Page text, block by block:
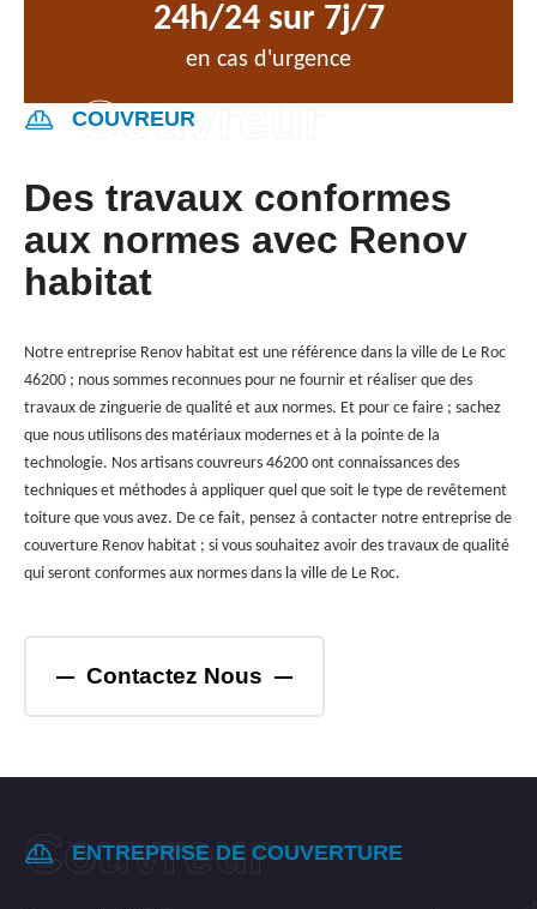
24h/24 sur 7j/7
en cas d'urgence
COUVREUR
Des travaux conformes
aux normes avec Renov
habitat
Notre entreprise Renov habitat est une référence dans la ville de Le Roc
46200 ; nous sommes reconnues pour ne fournir et réaliser que des
travaux de zinguerie de qualité et aux normes. Et pour ce faire ; sachez
que nous utilisons des matériaux modernes et à la pointe de la
technologie. Nos artisans couvreurs 46200 ont connaissances des
techniques et méthodes à appliquer quel que soit le type de revêtement
toiture que vous avez. De ce fait, pensez à contacter notre entreprise de
couverture Renov habitat ; si vous souhaitez avoir des travaux de qualité
qui seront conformes aux normes dans la ville de Le Roc.
Contactez Nous
ENTREPRISE DE COUVERTURE